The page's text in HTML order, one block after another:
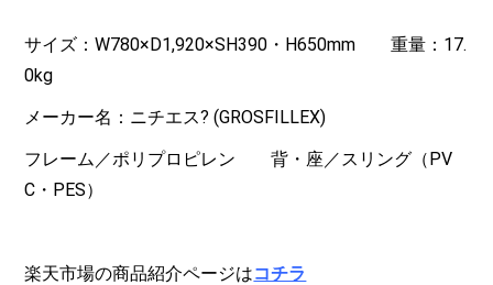
サイズ：W780×D1,920×SH390・H650mm 重量：17.
0kg
メーカー名：ニチエス? (GROSFILLEX)
フレーム／ポリプロピレン 背・座／スリング（PV
C・PES）
楽天市場の商品紹介ページはコチラ